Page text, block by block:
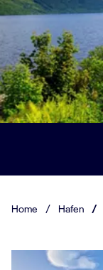
Home / Hafen /